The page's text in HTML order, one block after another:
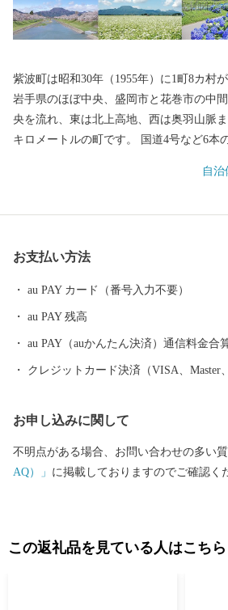
紫波町は昭和30年（1955年）に1町8カ村
岩手県のほぼ中央、盛岡市と花巻市の中
央を流れ、東は北上高地、西は奥羽山脈
キロメートルの町です。 国道4号など6本
やブドウ、西部では西洋梨などのフルーツ
自治
お支払い方法
au PAY カード（番号入力不要）
au PAY 残高
au PAY（auかんたん決済）通信料金合
クレジットカード決済（VISA、Master
お申し込みに関して
不明点がある場合、お問い合わせの多い
AQ）」 に掲載しておりますのでご確認く
この返礼品を見ている人はこち